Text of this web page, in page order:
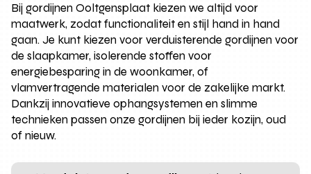
Bij gordijnen Ooltgensplaat kiezen we altijd voor
maatwerk, zodat functionaliteit en stijl hand in hand
gaan. Je kunt kiezen voor verduisterende gordijnen voor
de slaapkamer, isolerende stoffen voor
energiebesparing in de woonkamer, of
vlamvertragende materialen voor de zakelijke markt.
Dankzij innovatieve ophangsystemen en slimme
technieken passen onze gordijnen bij ieder kozijn, oud
of nieuw.